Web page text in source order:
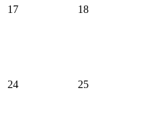
17 18
24 25